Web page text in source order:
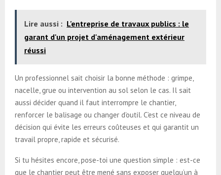
Lire aussi : L'entreprise de travaux publics : le
garant d'un projet d'aménagement extérieur
réussi
Un professionnel sait choisir la bonne méthode : grimpe,
nacelle, grue ou intervention au sol selon le cas. Il sait
aussi décider quand il faut interrompre le chantier,
renforcer le balisage ou changer d’outil. C’est ce niveau de
décision qui évite les erreurs coûteuses et qui garantit un
travail propre, rapide et sécurisé.
Si tu hésites encore, pose-toi une question simple : est-ce
que le chantier peut être mené sans exposer quelqu’un à